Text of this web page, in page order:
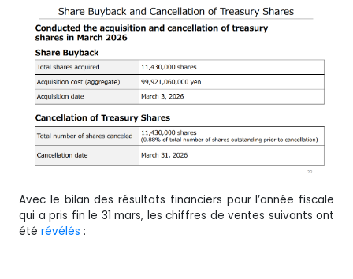
Avec le bilan des résultats financiers pour l’année fiscale
qui a pris fin le 31 mars, les chiffres de ventes suivants ont
été révélés :